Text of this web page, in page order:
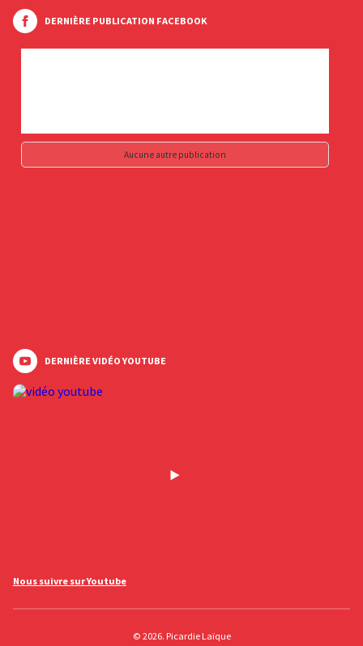
DERNIÈRE PUBLICATION FACEBOOK
Aucune autre publication
DERNIÈRE VIDÉO YOUTUBE
Nous suivre sur Youtube
© 2026. Picardie Laïque